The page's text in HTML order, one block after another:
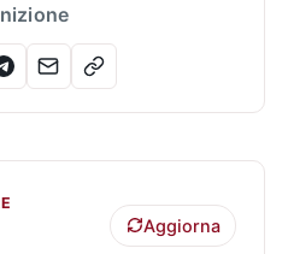
Aggiorna